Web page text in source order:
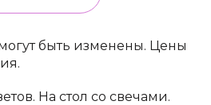
быть изменены. Цены
На стол со свечами.